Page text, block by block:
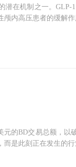
在机制之一。GLP-
内高压患者的缓解作
的BD交易总额，以
是此刻正在发生的行